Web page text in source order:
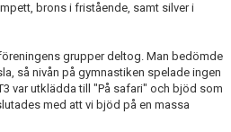
brons i fristående, samt silver i
grupper deltog. Man bedömde
så nivån på gymnastiken spelade ingen
var utklädda till "På safari" och bjöd som
med att vi bjöd på en massa